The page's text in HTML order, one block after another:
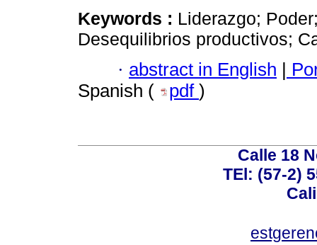
Keywords : Liderazgo;
Desequilibrios productivos;
· abstract in English |
Spanish (
pdf )
Calle 18
TEl: (57-2)